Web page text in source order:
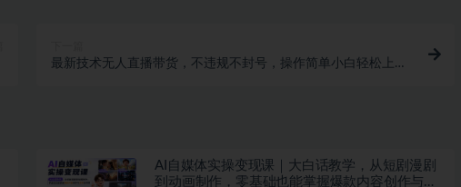
最新技术无人直播带货，不违规不封号，操作简单小白轻松上手
AI自媒体实操变现课｜大白话教学，从短剧漫剧
到动画制作，零基础也能掌握爆款内容创作与变